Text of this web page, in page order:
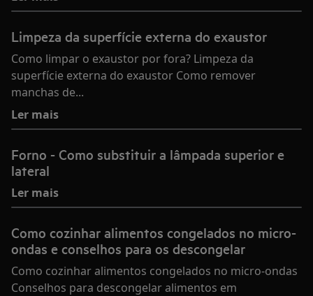
Limpeza da superfície externa do exaustor
Como limpar o exaustor por fora? Limpeza da
superfície externa do exaustor Como remover
manchas de...
Ler mais
Forno - Como substituir a lâmpada superior e
lateral
Ler mais
Como cozinhar alimentos congelados no micro-
ondas e conselhos para os descongelar
Como cozinhar alimentos congelados no micro-ondas
Conselhos para descongelar alimentos em